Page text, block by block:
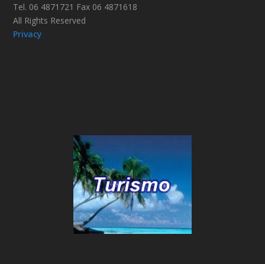
Tel. 06 4871721 Fax 06 4871618
All Rights Reserved
Privacy